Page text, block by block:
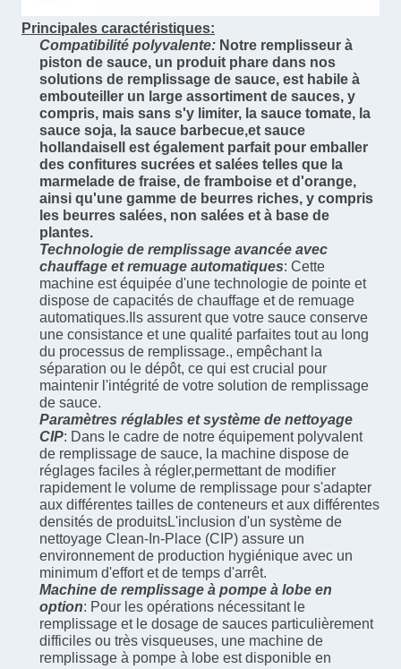
Principales caractéristiques:
Compatibilité polyvalente: Notre remplisseur à
piston de sauce, un produit phare dans nos
solutions de remplissage de sauce, est habile à
embouteiller un large assortiment de sauces, y
compris, mais sans s'y limiter, la sauce tomate, la
sauce soja, la sauce barbecue,et sauce
hollandaiseIl est également parfait pour emballer
des confitures sucrées et salées telles que la
marmelade de fraise, de framboise et d'orange,
ainsi qu'une gamme de beurres riches, y compris
les beurres salées, non salées et à base de
plantes.
Technologie de remplissage avancée avec
chauffage et remuage automatiques: Cette
machine est équipée d'une technologie de pointe et
dispose de capacités de chauffage et de remuage
automatiques.Ils assurent que votre sauce conserve
une consistance et une qualité parfaites tout au long
du processus de remplissage., empêchant la
séparation ou le dépôt, ce qui est crucial pour
maintenir l'intégrité de votre solution de remplissage
de sauce.
Paramètres réglables et système de nettoyage
CIP: Dans le cadre de notre équipement polyvalent
de remplissage de sauce, la machine dispose de
réglages faciles à régler,permettant de modifier
rapidement le volume de remplissage pour s'adapter
aux différentes tailles de conteneurs et aux différentes
densités de produitsL'inclusion d'un système de
nettoyage Clean-In-Place (CIP) assure un
environnement de production hygiénique avec un
minimum d'effort et de temps d'arrêt.
Machine de remplissage à pompe à lobe en
option: Pour les opérations nécessitant le
remplissage et le dosage de sauces particulièrement
difficiles ou très visqueuses, une machine de
remplissage à pompe à lobe est disponible en